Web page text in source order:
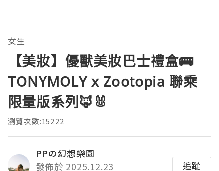
女生
【美妝】優獸美妝巴士禮盒🚌
TONYMOLY x Zootopia 聯乘
限量版系列🦊🐰
瀏覽次數:15222
PPの幻想樂園
發佈於 2025.12.23
追蹤